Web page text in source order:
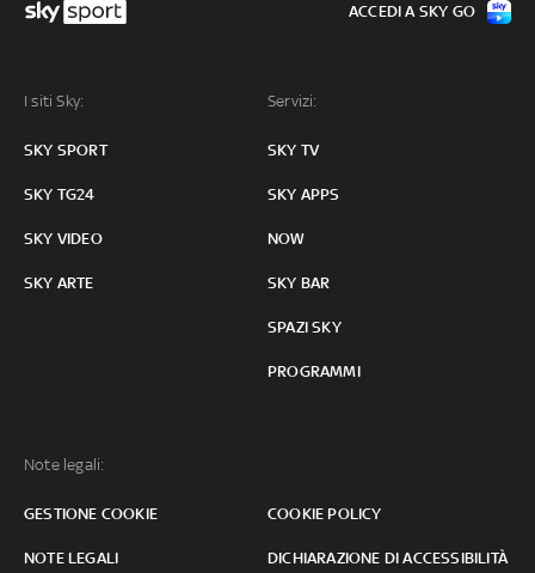
I siti Sky:
SKY SPORT
SKY TG24
SKY VIDEO
SKY ARTE
Servizi:
SKY TV
SKY APPS
NOW
SKY BAR
SPAZI SKY
PROGRAMMI
Note legali:
GESTIONE COOKIE COOKIE POLICY
NOTE LEGALI DICHIARAZIONE DI ACCESSIBILITÀ
ACCEDI A SKY GO